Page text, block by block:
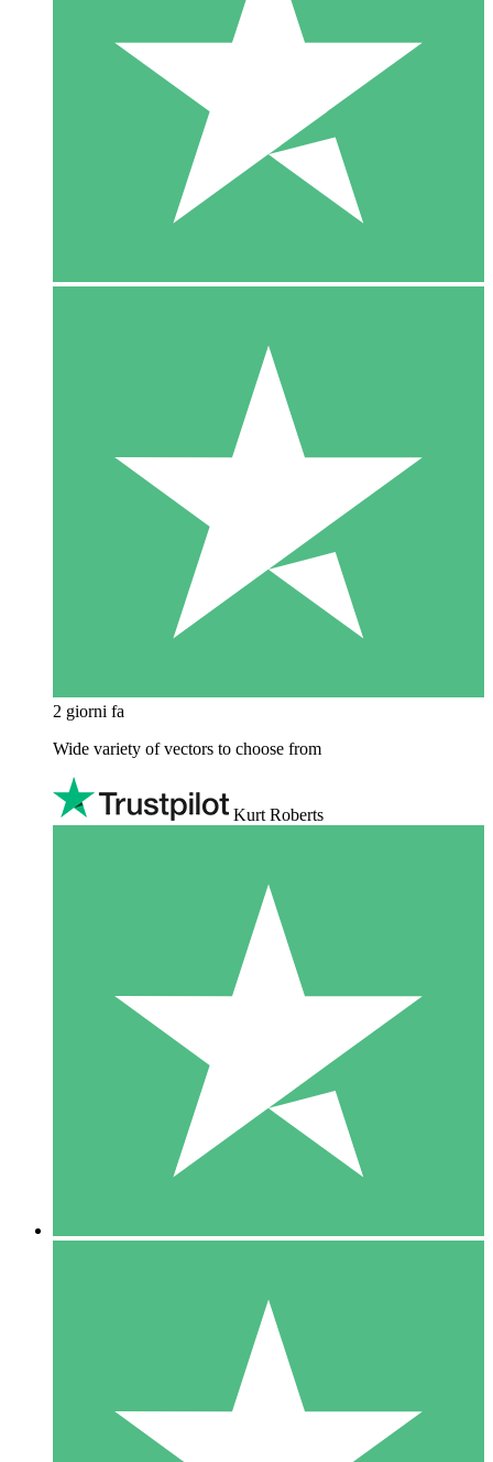
2 giorni fa
Wide variety of vectors to choose from
Kurt Roberts